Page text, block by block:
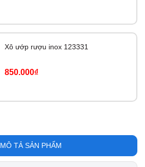
Xô ướp rượu inox 123331
850.000₫
MÔ TẢ SẢN PHẨM